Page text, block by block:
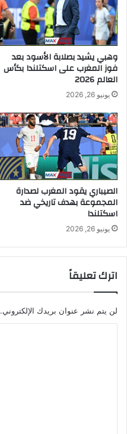
وهبي يشيد بصلابة الأسود بعد
فوز المغرب على اسكتلندا بكأس
العالم 2026
يونيو 26, 2026
الصيباري يقود المغرب لصدارة
المجموعة بهدف تاريخي ضد
اسكتلندا
يونيو 26, 2026
اترك تعليقاً
لن يتم نشر عنوان بريدك الإلكتروني.